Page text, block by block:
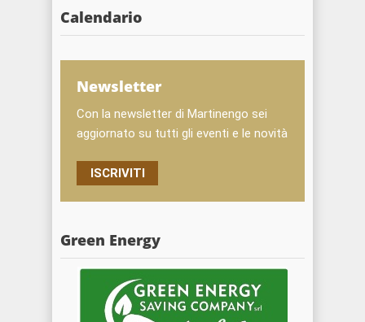
Calendario
Newsletter
Con la newsletter di Martinengo sei
aggiornato su tutti gli eventi e le novità
ISCRIVITI
Green Energy